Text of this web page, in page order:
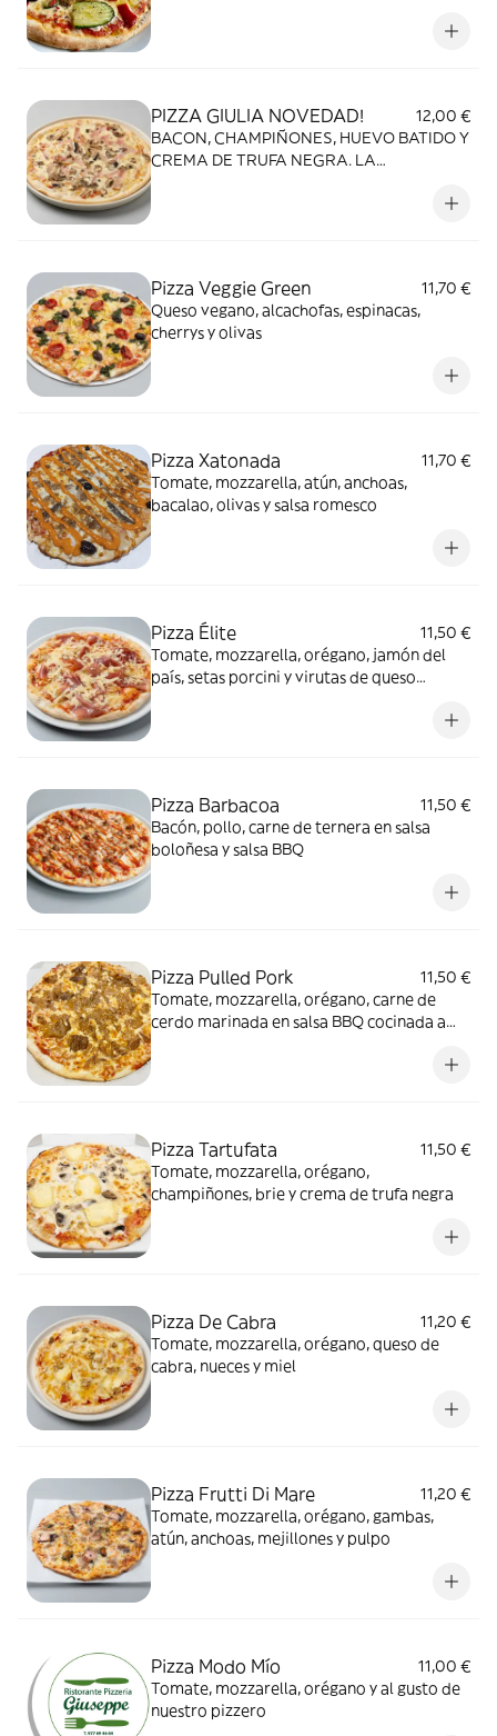
PIZZA GIULIA NOVEDAD!
12,00 €
BACON, CHAMPIÑONES, HUEVO BATIDO Y
CREMA DE TRUFA NEGRA. LA
Pizza Veggie Green
11,70 €
Queso vegano, alcachofas, espinacas,
cherrys y olivas
Pizza Xatonada
11,70 €
Tomate, mozzarella, atún, anchoas,
bacalao, olivas y salsa romesco
Pizza Élite
11,50 €
Tomate, mozzarella, orégano, jamón del
país, setas porcini y virutas de queso
Pizza Barbacoa
11,50 €
Bacón, pollo, carne de ternera en salsa
boloñesa y salsa BBQ
Pizza Pulled Pork
11,50 €
Tomate, mozzarella, orégano, carne de
cerdo marinada en salsa BBQ cocinada a
Pizza Tartufata
11,50 €
Tomate, mozzarella, orégano,
champiñones, brie y crema de trufa negra
Pizza De Cabra
11,20 €
Tomate, mozzarella, orégano, queso de
cabra, nueces y miel
Pizza Frutti Di Mare
11,20 €
Tomate, mozzarella, orégano, gambas,
atún, anchoas, mejillones y pulpo
Pizza Modo Mío
11,00 €
Tomate, mozzarella, orégano y al gusto de
nuestro pizzero